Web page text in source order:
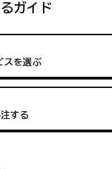
ガイド
スを選ぶ
する